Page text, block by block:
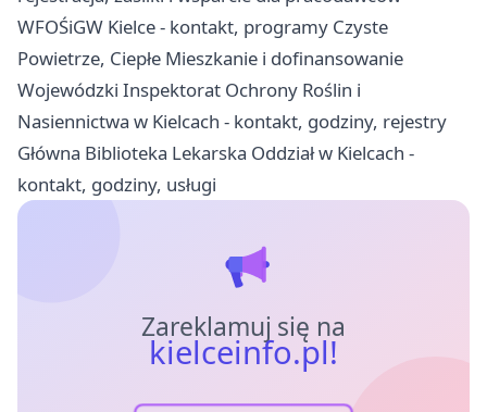
WFOŚiGW Kielce - kontakt, programy Czyste
Powietrze, Ciepłe Mieszkanie i dofinansowanie
Wojewódzki Inspektorat Ochrony Roślin i
Nasiennictwa w Kielcach - kontakt, godziny, rejestry
Główna Biblioteka Lekarska Oddział w Kielcach -
kontakt, godziny, usługi
Zareklamuj się na
kielceinfo.pl!